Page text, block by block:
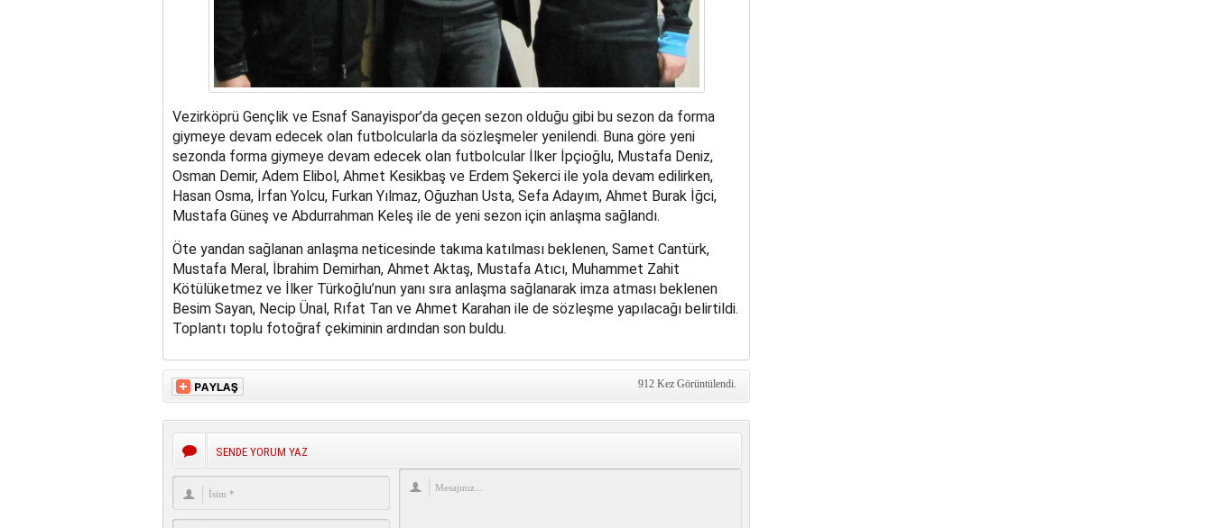
Vezirköprü Gençlik ve Esnaf Sanayispor’da geçen sezon olduğu gibi bu sezon da forma
giymeye devam edecek olan futbolcularla da sözleşmeler yenilendi. Buna göre yeni
sezonda forma giymeye devam edecek olan futbolcular İlker İpçioğlu, Mustafa Deniz,
Osman Demir, Adem Elibol, Ahmet Kesikbaş ve Erdem Şekerci ile yola devam edilirken,
Hasan Osma, İrfan Yolcu, Furkan Yılmaz, Oğuzhan Usta, Sefa Adayım, Ahmet Burak İğci,
Mustafa Güneş ve Abdurrahman Keleş ile de yeni sezon için anlaşma sağlandı.
Öte yandan sağlanan anlaşma neticesinde takıma katılması beklenen, Samet Cantürk,
Mustafa Meral, İbrahim Demirhan, Ahmet Aktaş, Mustafa Atıcı, Muhammet Zahit
Kötülüketmez ve İlker Türkoğlu’nun yanı sıra anlaşma sağlanarak imza atması beklenen
Besim Sayan, Necip Ünal, Rıfat Tan ve Ahmet Karahan ile de sözleşme yapılacağı belirtildi.
Toplantı toplu fotoğraf çekiminin ardından son buldu.
912 Kez Görüntülendi.
SENDE YORUM YAZ